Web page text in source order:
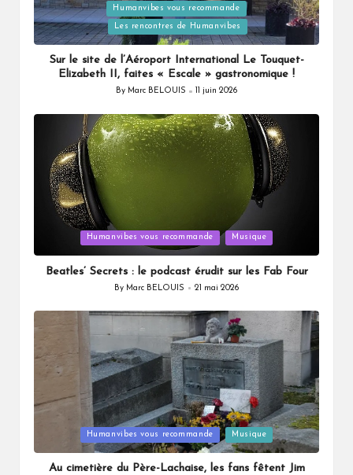
Posted
in
Humanvibes vous recommande
Les rencontres de Humanvibes
Sur le site de l’Aéroport International Le Touquet-
Elizabeth II, faites « Escale » gastronomique !
Posted
By Marc BELOUIS 11 juin 2026
in
Humanvibes vous recommande Musique
Beatles’ Secrets : le podcast érudit sur les Fab Four
Posted
By Marc BELOUIS 21 mai 2026
in
Humanvibes vous recommande Musique
Au cimetière du Père-Lachaise, les fans fêtent Jim